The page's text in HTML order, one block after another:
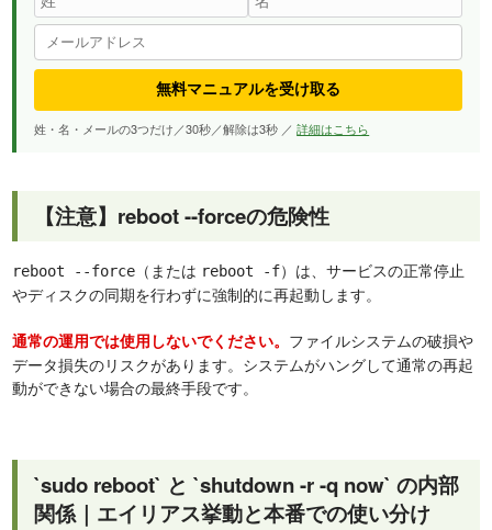
無料マニュアルを受け取る
姓・名・メールの3つだけ／30秒／解除は3秒 ／詳細はこちら
【注意】reboot --forceの危険性
reboot --force （または reboot -f）は、サービスの正常停止
やディスクの同期を行わずに強制的に再起動します。
通常の運用では使用しないでください。 ファイルシステムの破損や
データ損失のリスクがあります。システムがハングして通常の再起
動ができない場合の最終手段です。
`sudo reboot` と `shutdown -r -q now` の内部
関係｜エイリアス挙動と本番での使い分け